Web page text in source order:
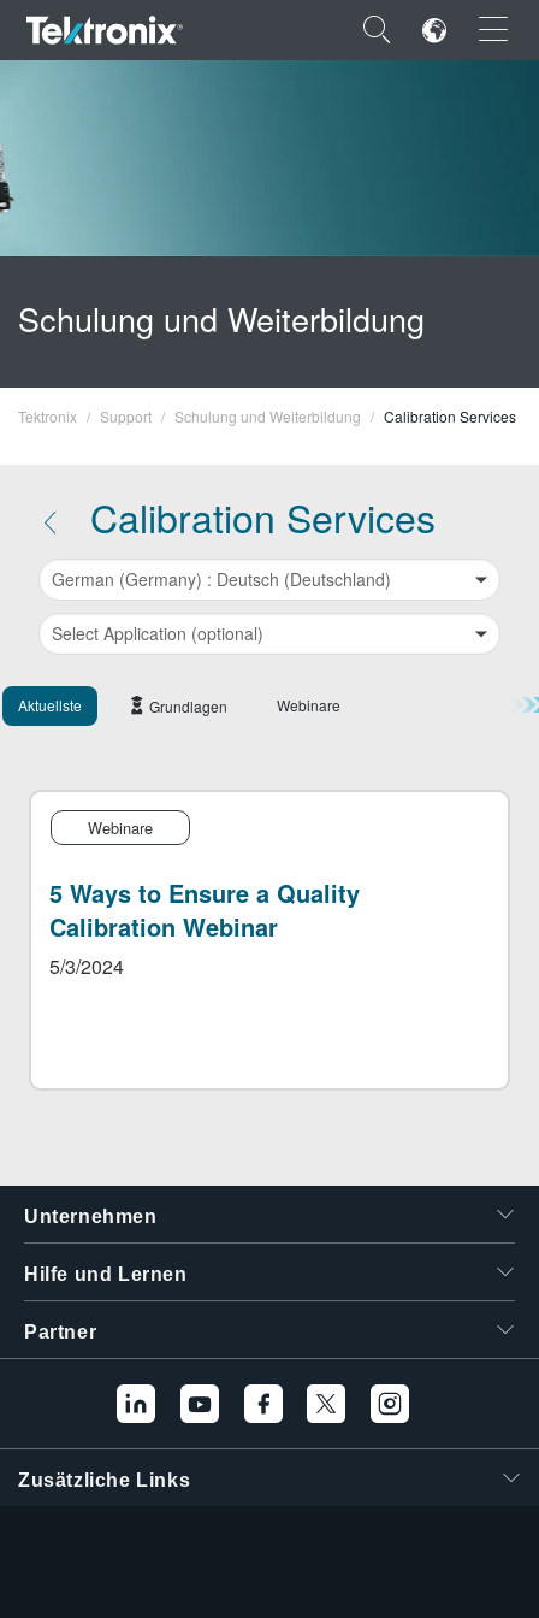
×
DEUTSCH
简体中文
한국어
繁體中文
Schulung und Weiterbildung
Tektronix Support Schulung und Weiterbildung Calibration Services
Calibration Services
Aktuellste Grundlagen Webinare
Webinare
5 Ways to Ensure a Quality
Calibration Webinar
5/3/2024
Unternehmen
Hilfe und Lernen
Partner
Zusätzliche Links